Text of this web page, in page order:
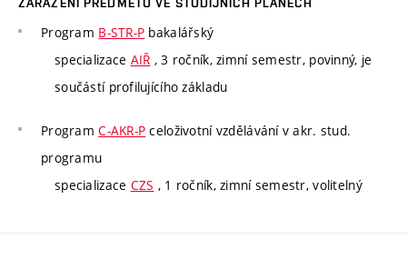
ZAŘAZENÍ PŘEDMĚTU VE STUDIJNÍCH PLÁNECH
Program B-STR-P bakalářský
specializace AIŘ , 3 ročník, zimní semestr, povinný, je
součástí profilujícího základu
ProgramC-AKR-P celoživotní vzdělávání v akr. stud.
programu
specializace CZS , 1 ročník, zimní semestr, volitelný